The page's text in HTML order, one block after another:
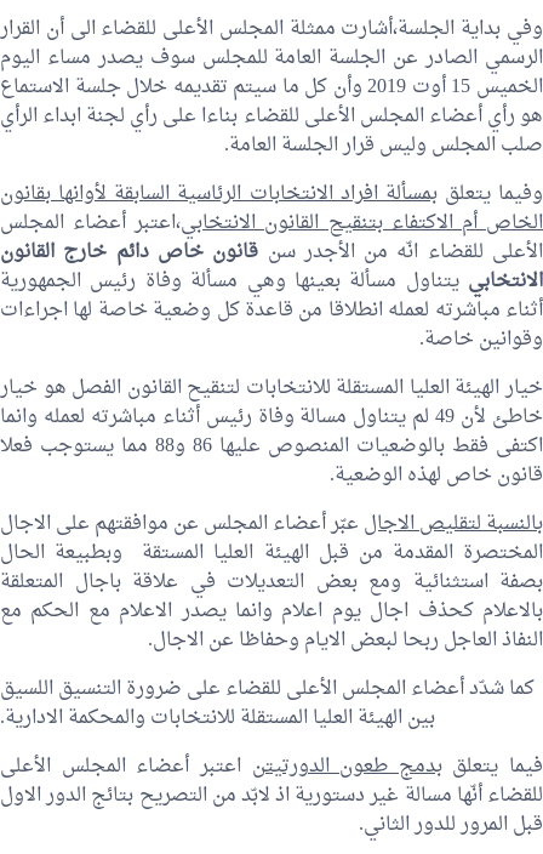
وفي بداية الجلسة،أشارت ممثلة المجلس الأعلى للقضاء الى أن القرار
الرسمي الصادر عن الجلسة العامة للمجلس سوف يصدر مساء اليوم
الخميس 15 أوت 2019 وأن كل ما سيتم تقديمه خلال جلسة الاستماع
هو رأي أعضاء المجلس الأعلى للقضاء بناءا على رأي لجنة ابداء الرأي
صلب المجلس وليس قرار الجلسة العامة.
وفيما يتعلقبمسألة افراد الانتخابات الرئاسية السابقة لأوانها بقانون
الخاص أم الاكتفاء بتنقيح القانون الانتخابي،اعتبر أعضاء المجلس
الأعلى للقضاء انّه من الأجدر سن قانون خاص دائم خارج القانون
الانتخابي يتناول مسألة بعينها وهي مسألة وفاة رئيس الجمهورية
أثناء مباشرته لعمله انطلاقا من قاعدة كل وضعية خاصة لها اجراءات
وقوانين خاصة.
خيار الهيئة العليا المستقلة للانتخابات لتنقيح القانون الفصل هو خيار
خاطئ لأن 49 لم يتناول مسالة وفاة رئيس أثناء مباشرته لعمله وانما
اكتفى فقط بالوضعيات المنصوص عليها 86 و88 مما يستوجب فعلا
قانون خاص لهذه الوضعية.
بالنسبة لتقليص الاجال عبّر أعضاء المجلس عن موافقتهم على الاجال
المختصرة المقدمة من قبل الهيئة العليا المستقة وبطبيعة الحال
بصفة استثنائية ومع بعض التعديلات في علاقة باجال المتعلقة
بالاعلام كحذف اجال يوم اعلام وانما يصدر الاعلام مع الحكم مع
النفاذ العاجل ربحا لبعض الايام وحفاظا عن الاجال.
كما شدّد أعضاء المجلس الأعلى للقضاء على ضرورة التنسيق اللسيق
بين الهيئة العليا المستقلة للانتخابات والمحكمة الادارية.
فيما يتعلقبدمج طعون الدورتيتن اعتبر أعضاء المجلس الأعلى
للقضاء أنّها مسالة غير دستورية اذ لابّد من التصريح بتائج الدور الاول
قبل المرور للدور الثاني.